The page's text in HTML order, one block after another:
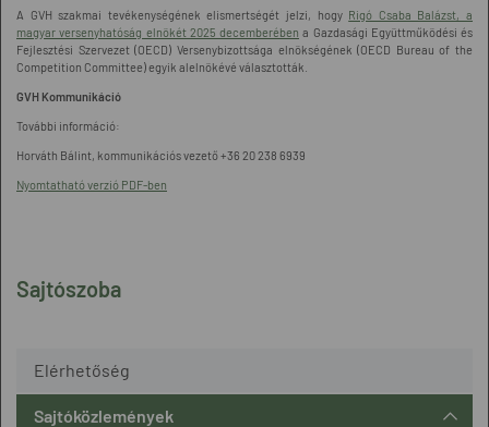
Sajtószoba
Elérhetőség
Sajtóközlemények
A GVH szakmai tevékenységének elismertségét jelzi, hogy Rigó Csaba Balázst, a
magyar versenyhatóság elnökét 2025 decemberében a Gazdasági Együttműködési és
Fejlesztési Szervezet (OECD) Versenybizottsága elnökségének (OECD Bureau of the
Competition Committee) egyik alelnökévé választották.
GVH Kommunikáció
További információ:
Horváth Bálint, kommunikációs vezető +36 20 238 6939
Nyomtatható verzió PDF-ben